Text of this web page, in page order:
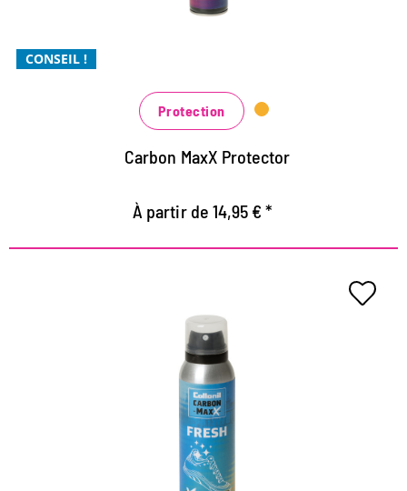
CONSEIL !
Xtra économique, doit être appliqué moins souvent
Protection
Carbon MaxX Protector
À partir de 14,95 € *
Technologie CB 2.0 pour une
fraîcheur maximale
Absorbe efficacement les molécules odorantes grâce